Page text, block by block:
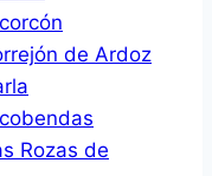
de Ardoz
Rozas de